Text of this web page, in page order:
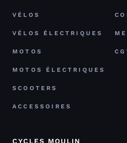
VÉLOS
VÉLOS ÉLECTRIQUES
MOTOS
MOTOS ÉLECTRIQUES
SCOOTERS
ACCESSOIRES
CYCLES MOULIN